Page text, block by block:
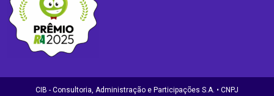
CIB - Consultoria, Administração e Participações S.A. • CNPJ